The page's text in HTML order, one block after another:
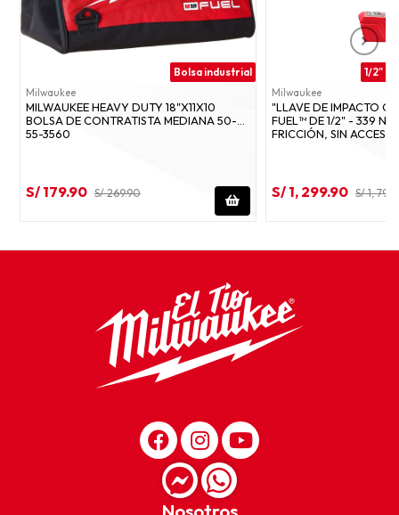
Bolsa industrial
Milwaukee
MILWAUKEE HEAVY DUTY 18"X11X10
BOLSA DE CONTRATISTA MEDIANA 50-
55-3560
S/ 179.90 S/ 269.90
Milwaukee
"LLAVE DE IMPACTO
FUEL™ DE 1/2" - 339
FRICCIÓN, SIN
S/ 1, 299.90 S/ 1,
Nosotros